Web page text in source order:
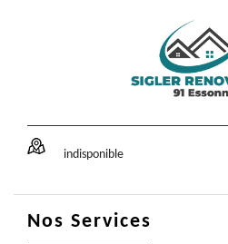
indisponible
Nos Services